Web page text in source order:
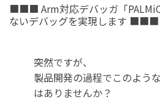
■■■ Arm対応デバッガ「
ないデバッグを実現します ■■■
突然ですが、
製品開発の過程でこのよう
はありませんか？